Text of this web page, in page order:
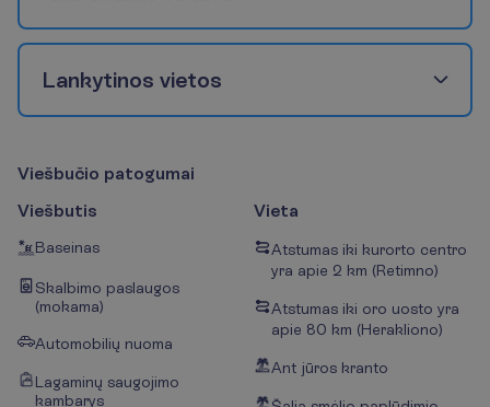
Lankytinos vietos
Viešbučio patogumai
Viešbutis
Baseinas
Skalbimo paslaugos
(mokama)
Automobilių nuoma
Lagaminų saugojimo
kambarys
Vieta
Atstumas iki kurorto centro
yra apie 2 km (Retimno)
Atstumas iki oro uosto yra
apie 80 km (Herakliono)
Ant jūros kranto